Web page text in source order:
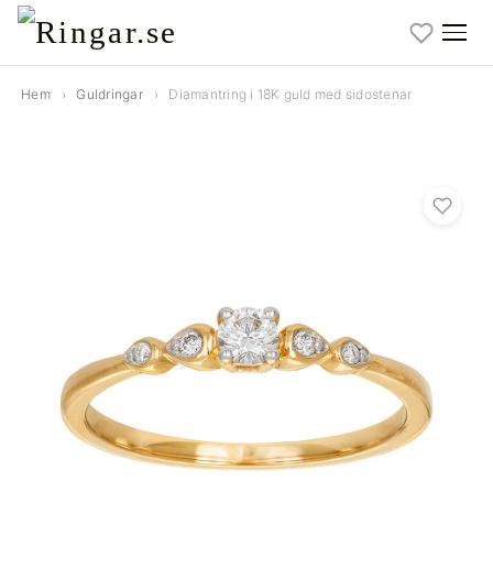
Hem › Guldringar › Diamantring i 18K guld med sidostenar